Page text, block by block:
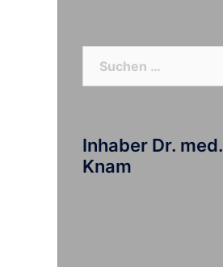
nach:
Inhaber Dr. med.
Knam